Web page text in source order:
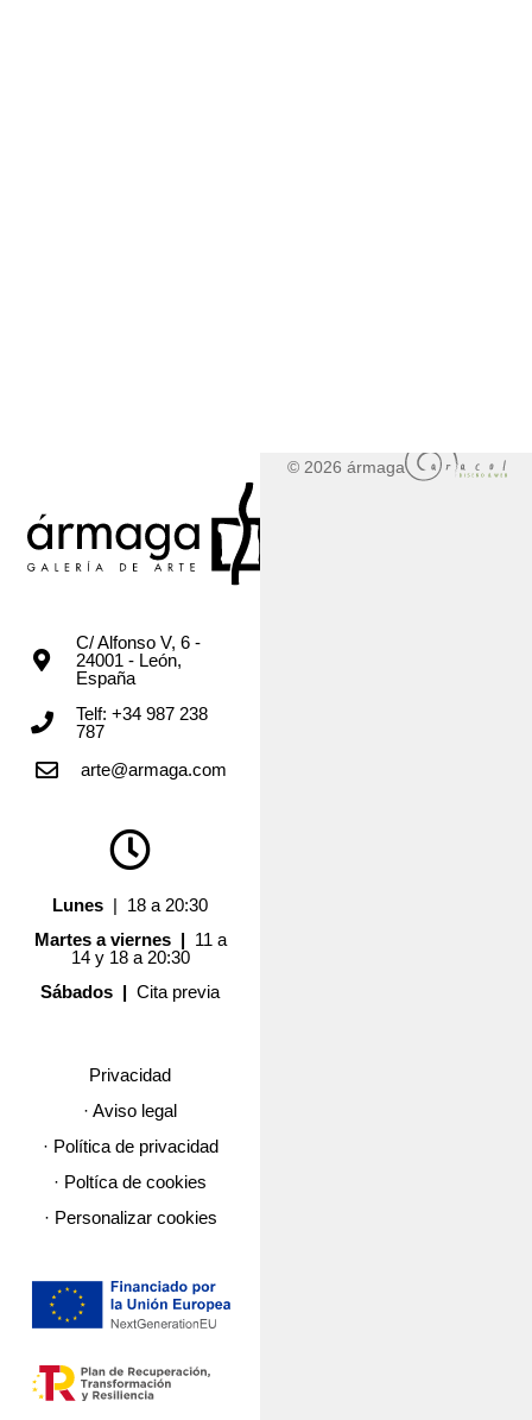
C/ Alfonso V, 6 -
24001 - León,
España
Telf: +34 987 238
787
arte@armaga.com
Lunes | 18 a 20:30
Martes a viernes | 11 a
14 y 18 a 20:30
Sábados |Cita previa
Privacidad
· Aviso legal
· Política de privacidad
· Poltíca de cookies
· Personalizar cookies
© 2026 ármaga